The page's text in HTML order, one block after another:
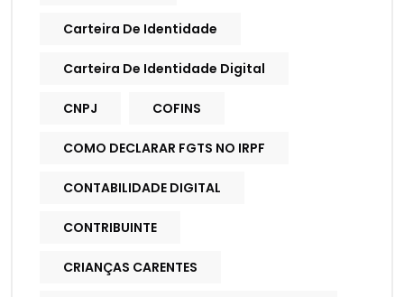
Carteira De Identidade
Carteira De Identidade Digital
CNPJ COFINS
COMO DECLARAR FGTS NO IRPF
CONTABILIDADE DIGITAL
CONTRIBUINTE
CRIANÇAS CARENTES